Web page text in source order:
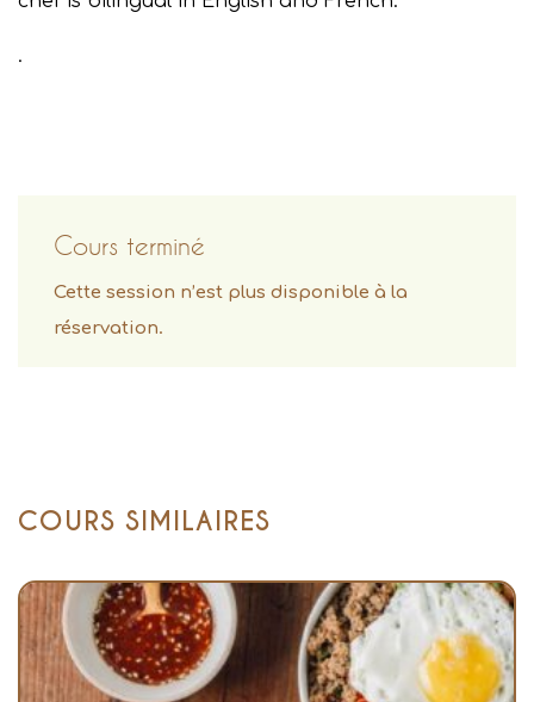
.
Cours terminé
Cette session n’est plus disponible à la
réservation.
COURS SIMILAIRES